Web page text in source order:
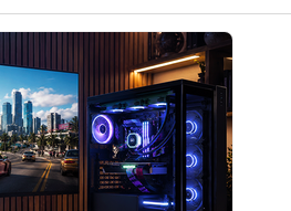
та високу щільність
на вимоги до заліза.